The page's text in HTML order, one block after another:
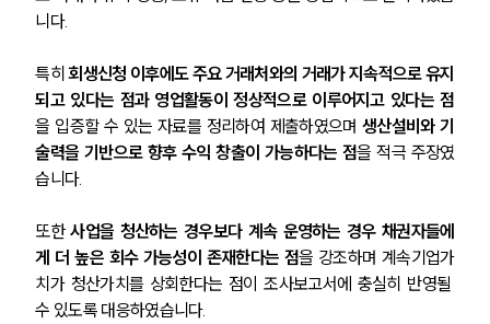
니다.
특히 회생신청 이후에도 주요 거래처와의 거래가 지속적으로 유지
되고 있다는 점과 영업활동이 정상적으로 이루어지고 있다는 점
을 입증할 수 있는 자료를 정리하여 제출하였으며 생산설비와 기
술력을 기반으로 향후 수익 창출이 가능하다는 점을 적극 주장였
습니다.
또한 사업을 청산하는 경우보다 계속 운영하는 경우 채권자들에
게 더 높은 회수 가능성이 존재한다는 점을 강조하며 계속기업가
치가 청산가치를 상회한다는 점이 조사보고서에 충실히 반영될
수 있도록 대응하였습니다.